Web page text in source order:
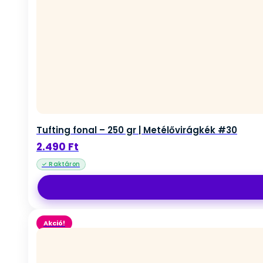
Tufting fonal – 250 gr | Metélővirágkék #30
2.490 Ft
Akció!